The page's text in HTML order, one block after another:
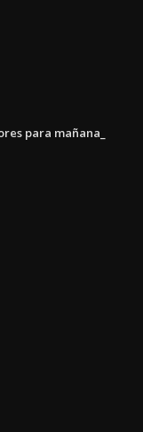
para mañana_